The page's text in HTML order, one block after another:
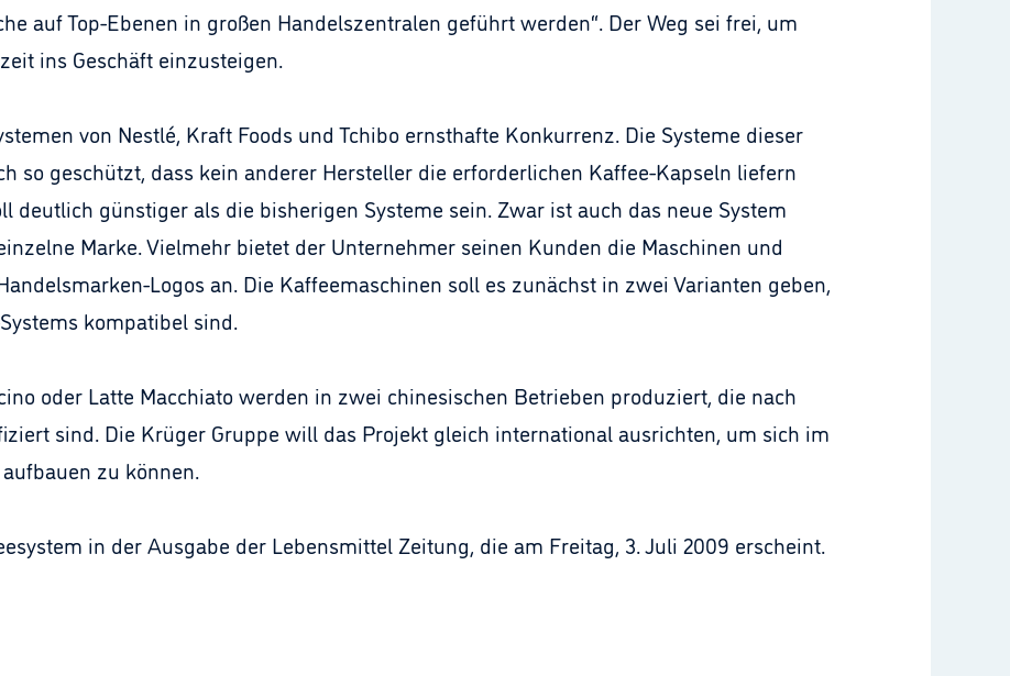
auf Top-Ebenen in großen Handelszentralen geführt werden“. Der Weg sei frei, um
ins Geschäft einzusteigen.
von Nestlé, Kraft Foods und Tchibo ernsthafte Konkurrenz. Die Systeme dieser
so geschützt, dass kein anderer Hersteller die erforderlichen Kaffee-Kapseln liefern
deutlich günstiger als die bisherigen Systeme sein. Zwar ist auch das neue System
Marke. Vielmehr bietet der Unternehmer seinen Kunden die Maschinen und
Logos an. Die Kaffeemaschinen soll es zunächst in zwei Varianten geben,
kompatibel sind.
oder Latte Macchiato werden in zwei chinesischen Betrieben produziert, die nach
sind. Die Krüger Gruppe will das Projekt gleich international ausrichten, um sich im
zu können.
in der Ausgabe der Lebensmittel Zeitung, die am Freitag, 3. Juli 2009 erscheint.